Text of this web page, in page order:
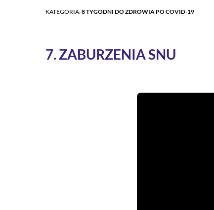
KATEGORIA:8 TYGODNI DO ZDROWIA PO COVID-19
7. ZABURZENIA SNU